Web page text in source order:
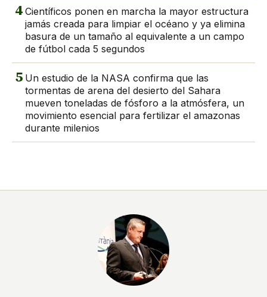
4 Científicos ponen en marcha la mayor estructura
jamás creada para limpiar el océano y ya elimina
basura de un tamaño al equivalente a un campo
de fútbol cada 5 segundos
5 Un estudio de la NASA confirma que las
tormentas de arena del desierto del Sahara
mueven toneladas de fósforo a la atmósfera, un
movimiento esencial para fertilizar el amazonas
durante milenios